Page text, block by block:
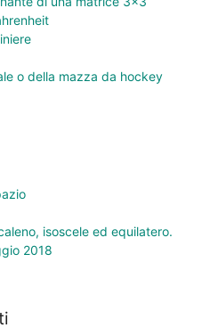
o della mazza da hockey
isoscele ed equilatero.
2018